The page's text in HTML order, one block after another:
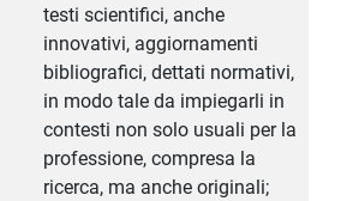
testi scientifici, anche
innovativi, aggiornamenti
bibliografici, dettati normativi,
in modo tale da impiegarli in
contesti non solo usuali per la
professione, compresa la
ricerca, ma anche originali;